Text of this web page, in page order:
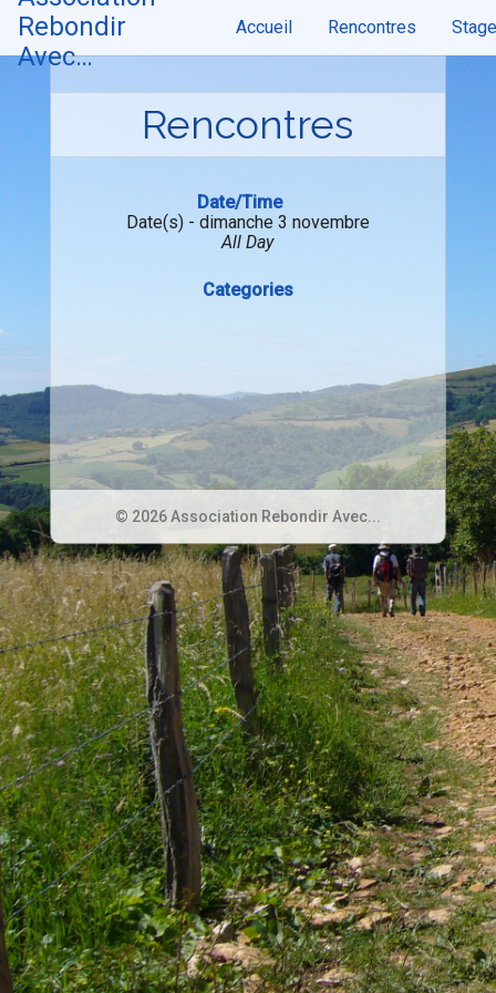
Skip
content
Rebondir
Avec…
Accueil Rencontres
Rencontres
Date/Time
Date(s) - dimanche 3 novembre
All Day
Categories
© 2026 Association Rebondir Avec...